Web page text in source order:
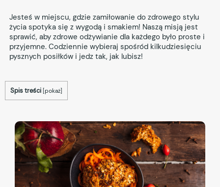
Jesteś w miejscu, gdzie zamiłowanie do zdrowego stylu
życia spotyka się z wygodą i smakiem! Naszą misją jest
sprawić, aby zdrowe odżywianie dla każdego było proste i
przyjemne. Codziennie wybieraj spośród kilkudziesięciu
pysznych posiłków i jedz tak, jak lubisz!
Spis treści [pokaż]